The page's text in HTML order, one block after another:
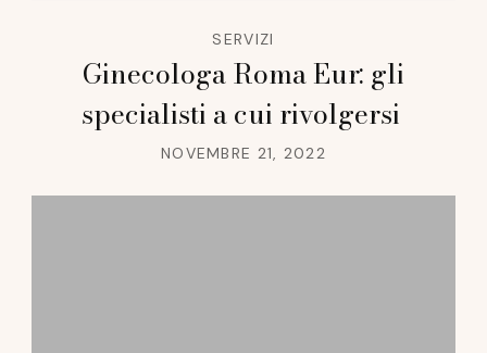
SERVIZI
Ginecologa Roma Eur: gli
specialisti a cui rivolgersi
NOVEMBRE 21, 2022